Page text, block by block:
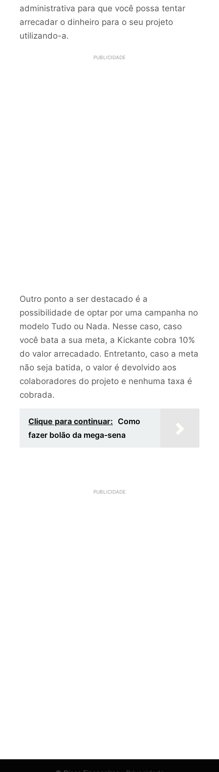
administrativa para que você possa tentar
arrecadar o dinheiro para o seu projeto
utilizando-a.
PUBLICIDADE
Outro ponto a ser destacado é a
possibilidade de optar por uma campanha no
modelo Tudo ou Nada. Nesse caso, caso
você bata a sua meta, a Kickante cobra 10%
do valor arrecadado. Entretanto, caso a meta
não seja batida, o valor é devolvido aos
colaboradores do projeto e nenhuma taxa é
cobrada.
Clique para continuar: Como
fazer bolão da mega-sena
PUBLICIDADE